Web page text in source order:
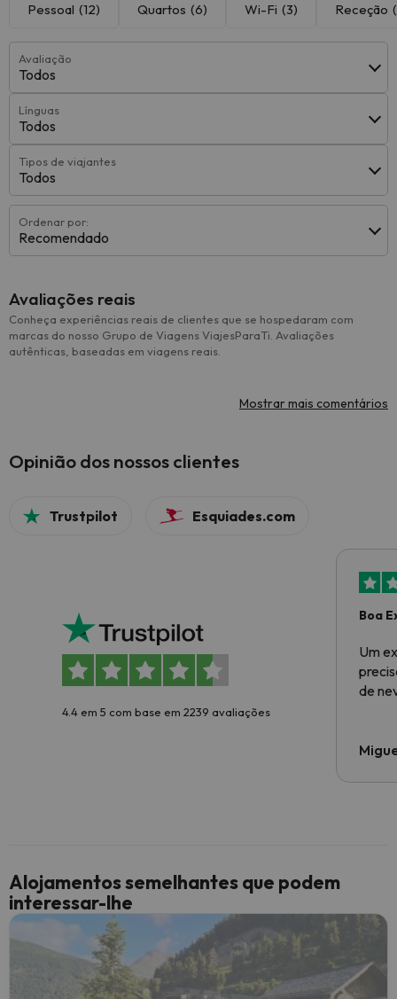
Pessoal (12) Quartos (6) Wi-Fi (3) Receção
Avaliação
Todos
Línguas
Todos
Tipos de viajantes
Todos
Ordenar por:
Recomendado
Avaliações reais
Conheça experiências reais de clientes que se hospedaram com
marcas do nosso Grupo de Viagens ViajesParaTi. Avaliações
autênticas, baseadas em viagens reais.
Mostrar mais comentários
Opinião dos nossos clientes
Trustpilot Esquiades.com
4.4 em 5 com base em 2239 avaliações
Boa
Um
de
Alojamentos semelhantes que podem
interessar-lhe